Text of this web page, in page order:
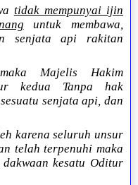
tidak mempunyai ijin
untuk membawa,
senjata api rakitan
Majelis Hakim
kedua Tanpa hak
senjata api, dan
karena seluruh unsur
telah terpenuhi maka
kesatu Oditur